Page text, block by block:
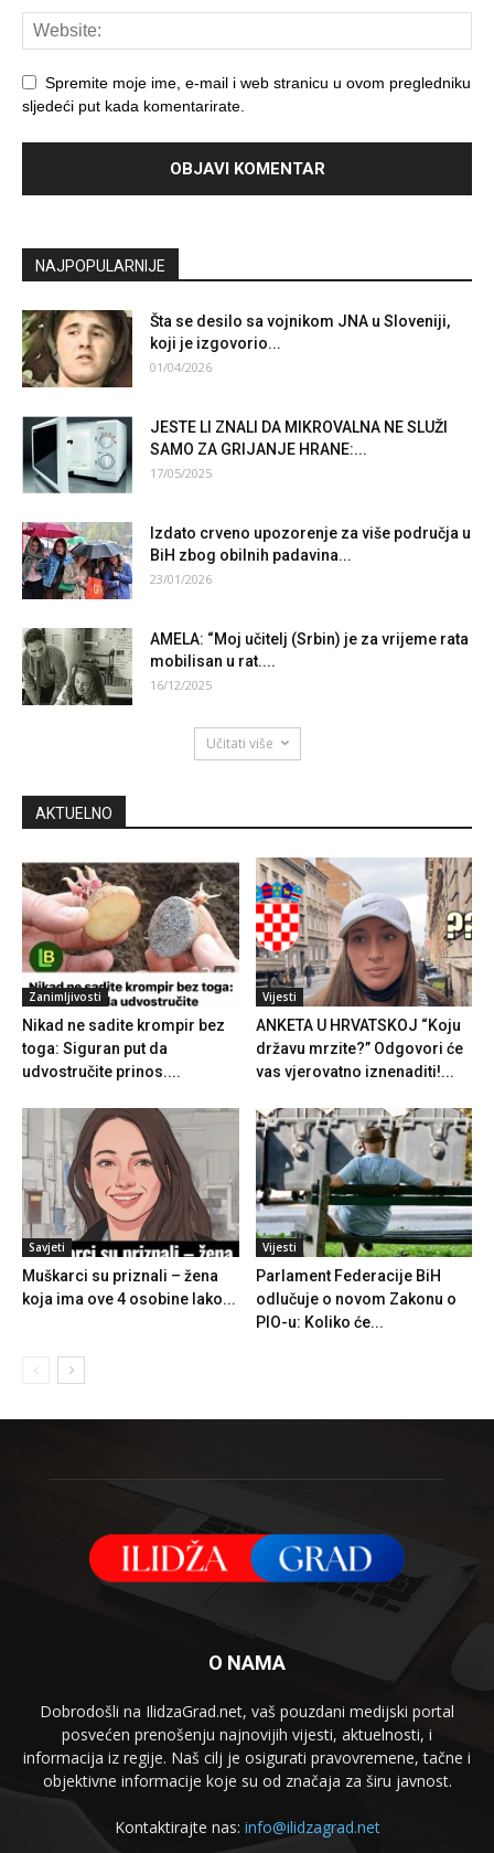
Spremite moje ime, e-mail i web stranicu u ovom pregledniku
sljedeći put kada komentarirate.
NAJPOPULARNIJE
Šta se desilo sa vojnikom JNA u Sloveniji,
koji je izgovorio...
01/04/2026
JESTE LI ZNALI DA MIKROVALNA NE SLUŽI
SAMO ZA GRIJANJE HRANE:...
17/05/2025
Izdato crveno upozorenje za više područja u
BiH zbog obilnih padavina...
23/01/2026
AMELA: “Moj učitelj (Srbin) je za vrijeme rata
mobilisan u rat....
16/12/2025
Učitati više
AKTUELNO
Zanimljivosti
Nikad ne sadite krompir bez
toga: Siguran put da
udvostručite prinos....
Vijesti
ANKETA U HRVATSKOJ “Koju
državu mrzite?” Odgovori će
vas vjerovatno iznenaditi!...
Savjeti
Muškarci su priznali – žena
koja ima ove 4 osobine lako...
Vijesti
Parlament Federacije BiH
odlučuje o novom Zakonu o
PIO-u: Koliko će...
O NAMA
Dobrodošli na IlidzaGrad.net, vaš pouzdani medijski portal
posvećen prenošenju najnovijih vijesti, aktuelnosti, i
informacija iz regije. Naš cilj je osigurati pravovremene, tačne i
objektivne informacije koje su od značaja za širu javnost.
Kontaktirajte nas: info@ilidzagrad.net